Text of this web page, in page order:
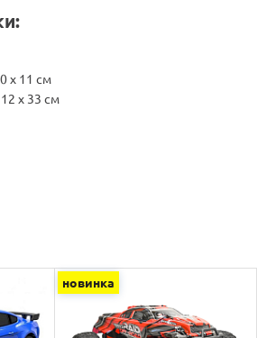
х 11 см
x 33 см
новинка